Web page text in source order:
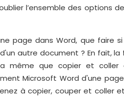
l’ensemble des options
page dans Word, que faire
autre document ? En fait,
même que copier et coller
Microsoft Word d'une
à copier, couper et coller